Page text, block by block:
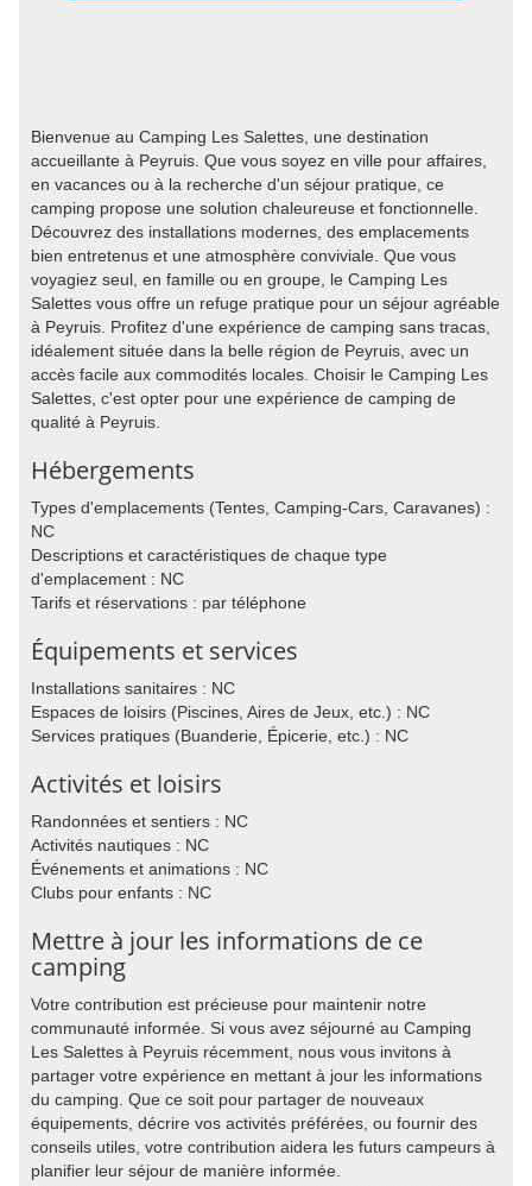
Bienvenue au Camping Les Salettes, une destination
accueillante à Peyruis. Que vous soyez en ville pour affaires,
en vacances ou à la recherche d'un séjour pratique, ce
camping propose une solution chaleureuse et fonctionnelle.
Découvrez des installations modernes, des emplacements
bien entretenus et une atmosphère conviviale. Que vous
voyagiez seul, en famille ou en groupe, le Camping Les
Salettes vous offre un refuge pratique pour un séjour agréable
à Peyruis. Profitez d'une expérience de camping sans tracas,
idéalement située dans la belle région de Peyruis, avec un
accès facile aux commodités locales. Choisir le Camping Les
Salettes, c'est opter pour une expérience de camping de
qualité à Peyruis.
Hébergements
Types d'emplacements (Tentes, Camping-Cars, Caravanes) :
NC
Descriptions et caractéristiques de chaque type
d'emplacement : NC
Tarifs et réservations : par téléphone
Équipements et services
Installations sanitaires : NC
Espaces de loisirs (Piscines, Aires de Jeux, etc.) : NC
Services pratiques (Buanderie, Épicerie, etc.) : NC
Activités et loisirs
Randonnées et sentiers : NC
Activités nautiques : NC
Événements et animations : NC
Clubs pour enfants : NC
Mettre à jour les informations de ce
camping
Votre contribution est précieuse pour maintenir notre
communauté informée. Si vous avez séjourné au Camping
Les Salettes à Peyruis récemment, nous vous invitons à
partager votre expérience en mettant à jour les informations
du camping. Que ce soit pour partager de nouveaux
équipements, décrire vos activités préférées, ou fournir des
conseils utiles, votre contribution aidera les futurs campeurs à
planifier leur séjour de manière informée.